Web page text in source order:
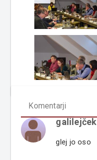
Komentarji
galilejček
glej jo oso